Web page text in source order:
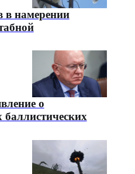
в намерении
о
баллистических